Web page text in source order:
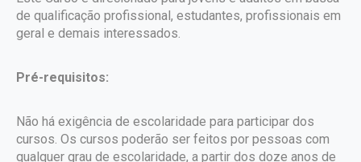
de qualificação profissional, estudantes, profissionais em
geral e demais interessados.
Pré-requisitos:
Não há exigência de escolaridade para participar dos
cursos. Os cursos poderão ser feitos por pessoas com
qualquer grau de escolaridade, a partir dos doze anos de